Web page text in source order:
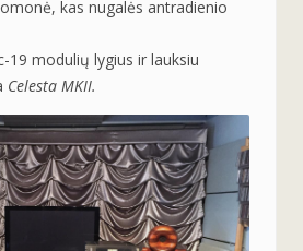
kas nugalės antradienio
19 modulių lygius ir lauksiu
Celesta MKII.